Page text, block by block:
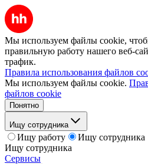
Мы используем файлы cookie,
правильную работу нашего веб-
трафик.
Правила использования файлов
Мы используем файлы cookie.
файлов cookie
Понятно
Ищу сотрудника
Ищу работу
Ищу сотрудника
Ищу сотрудника
Сервисы